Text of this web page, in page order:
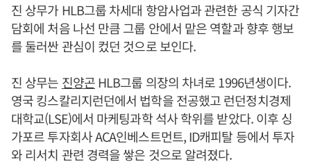
진 상무가 HLB그룹 차세대 항암사업과 관련한 공식 기자간
담회에 처음 나선 만큼 그룹 안에서 맡은 역할과 향후 행보
를 둘러싼 관심이 컸던 것으로 보인다.
진 상무는 진양곤HLB그룹 의장의 차녀로 1996년생이다.
영국 킹스칼리지런던에서 법학을 전공했고 런던정치경제
대학교(LSE)에서 마케팅과학 석사 학위를 받았다. 이후 싱
가포르 투자회사 ACA인베스트먼트, ID캐피탈 등에서 투자
와 리서치 관련 경력을 쌓은 것으로 알려졌다.